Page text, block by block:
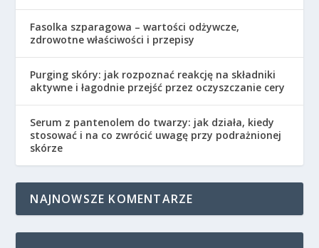
Fasolka szparagowa – wartości odżywcze,
zdrowotne właściwości i przepisy
Purging skóry: jak rozpoznać reakcję na składniki
aktywne i łagodnie przejść przez oczyszczanie cery
Serum z pantenolem do twarzy: jak działa, kiedy
stosować i na co zwrócić uwagę przy podrażnionej
skórze
NAJNOWSZE KOMENTARZE